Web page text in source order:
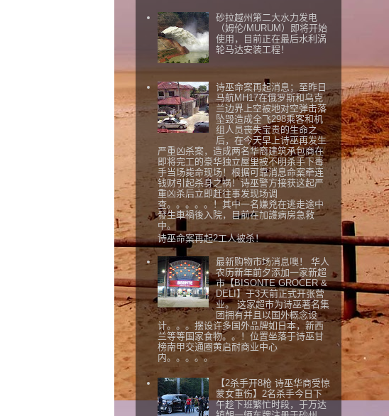
砂拉越州第二大水力发电
（姆伦/MURUM）即将开始
使用，目前正在最后水利涡
轮马达安装工程！
诗巫命案再起消息；至昨日
马航MH17在俄罗斯和乌克
兰边界上空被地对空弹击落
坠毁造成全飞298乘客和机
组人员丧失宝贵的生命之
后，在今天早上诗巫再发生
严重凶杀案，造成两名华裔建筑承包商在
即将完工的豪华独立屋里被不明杀手下毒
手当场毙命现场！根据可靠消息命案牵连
钱财引起杀身之祸！诗巫警方接获这起严
重凶杀后立即赶往事发现场调
查。。。。。！其中一名嫌兇在逃走途中
發生車禍後入院，目前在加護病房急救
中。
诗巫命案再起2工人被杀！
最新购物市场消息噢！ 华人
农历新年前夕添加一家新超
市【BISONTE GROCER &
DELI】于3天前正式开张营
业。 这家超市为诗巫著名集
团拥有并且以国外概念设
计。。。摆设许多国外品牌如日本，新西
兰等等国家食物。。！位置坐落于诗巫甘
榜南甲交通圈黄启耐商业中心
内。。。。。
【2杀手开8枪 诗巫华商受惊
蒙女重伤】2名杀手今日下
午趁下班繁忙时段，于万达